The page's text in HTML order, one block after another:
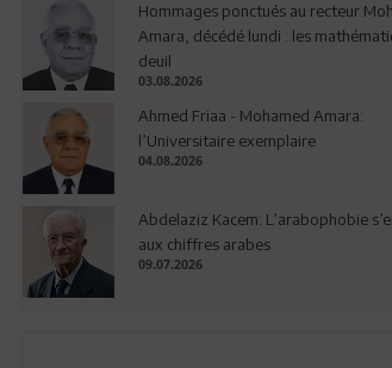
Hommages ponctués au recteur
Amara, décédé lundi : les
deuil
03.08.2026
Ahmed Friaa - Mohamed Amara:
l’Universitaire exemplaire
04.08.2026
Abdelaziz Kacem: L’arabophobie
aux chiffres arabes
09.07.2026